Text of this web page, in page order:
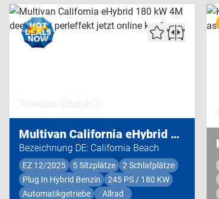
Multivan California eHybrid 180 kW 4M
Bezeichnung DE: California Beach
EZ 12/2025 5 Sitzplätze
2 Schlafplätze
Plug In Hybrid Benzin
245 PS / 180 KW
Automatikgetriebe
Allrad